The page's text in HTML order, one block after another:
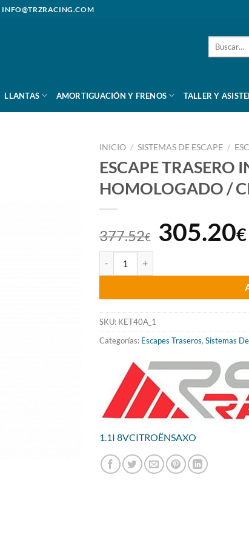
INFO@TRZRACING.COM
Buscar
LLANTAS AMORTIGUACIÓN Y FRENOS TALLER Y
INICIO / SISTEMAS DE ESCAPE /
ESCAPE TRASERO
HOMOLOGADO /
377.52€
El
original
era:
305.20€
SKU: KET40A_1
Categorías: Escapes Traseros, Sistemas
1.1I 8VCITROËNSAXO